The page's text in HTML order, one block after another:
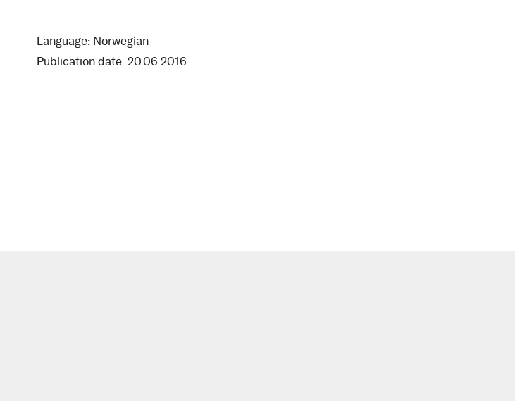
Language: Norwegian
Publication date: 20.06.2016